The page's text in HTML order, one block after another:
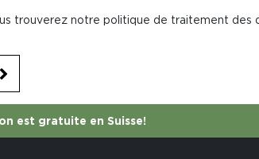
trouverez notre politique de traitement des
est gratuite en Suisse!